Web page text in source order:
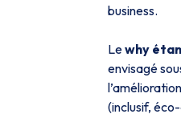
business.
Lewhy
envisagé
(inclusif,